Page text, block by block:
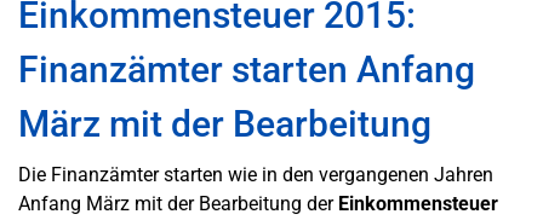
Einkommensteuer 2015:
Finanzämter starten Anfang
März mit der Bearbeitung
Die Finanzämter starten wie in den vergangenen Jahren
Anfang März mit der Bearbeitung der Einkommensteuer